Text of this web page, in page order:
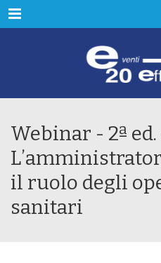
Menu
Webinar - 2ª ed.
il ruolo degli
sanitari